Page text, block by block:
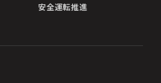
安全運転推進